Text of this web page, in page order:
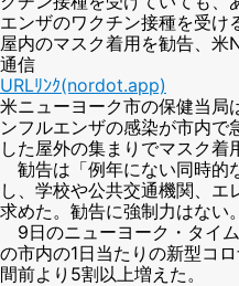
エンザのワクチン接種を受け
屋内のマスク着用を勧告、
通信
URLﾘﾝｸ(nordot.app)
米ニューヨーク市の保健当局
ンフルエンザの感染が市内
した屋外の集まりでマスク着
勧告は「例年にない同時的
し、学校や公共交通機関、
求めた。勧告に強制力はない。
9日のニューヨーク・タイ
の市内の1日当たりの新型コ
間前より5割以上増えた。